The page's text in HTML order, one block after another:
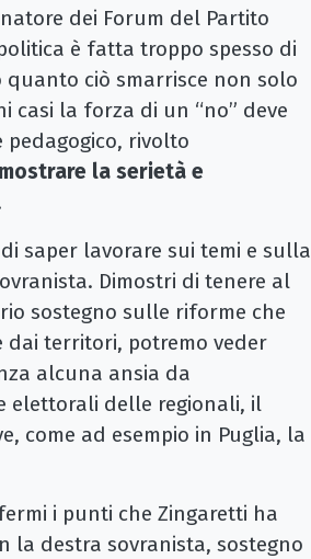
dei Forum del Partito
è fatta troppo spesso di
ciò smarrisce non solo
la forza di un “no” deve
pedagogico, rivolto
la serietà e
saper lavorare sui temi e sulla
Dimostri di tenere al
sostegno sulle riforme che
dai territori, potremo veder
alcuna ansia da
elettorali delle regionali, il
come ad esempio in Puglia, la
i punti che Zingaretti ha
la destra sovranista, sostegno